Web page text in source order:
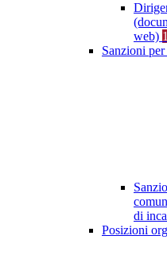
web) 1
Sanzioni
di
Posizioni